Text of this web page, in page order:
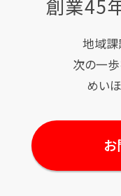
創業45
地域課
次の一歩
めい